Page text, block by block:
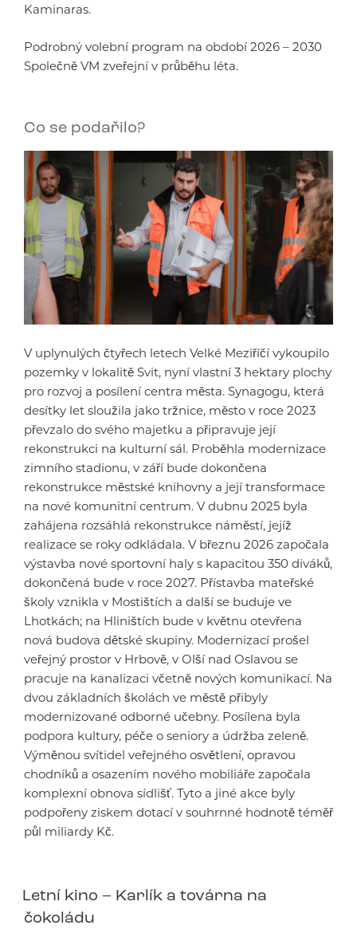
Kaminaras.
Podrobný volební program na období 2026 – 2030
Společně VM zveřejní v průběhu léta.
Co se podařilo?
V uplynulých čtyřech letech Velké Meziříčí vykoupilo
pozemky v lokalitě Svit, nyní vlastní 3 hektary plochy
pro rozvoj a posílení centra města. Synagogu, která
desítky let sloužila jako tržnice, město v roce 2023
převzalo do svého majetku a připravuje její
rekonstrukci na kulturní sál. Proběhla modernizace
zimního stadionu, v září bude dokončena
rekonstrukce městské knihovny a její transformace
na nové komunitní centrum. V dubnu 2025 byla
zahájena rozsáhlá rekonstrukce náměstí, jejíž
realizace se roky odkládala. V březnu 2026 započala
výstavba nové sportovní haly s kapacitou 350 diváků,
dokončená bude v roce 2027. Přístavba mateřské
školy vznikla v Mostištích a další se buduje ve
Lhotkách; na Hliništích bude v květnu otevřena
nová budova dětské skupiny. Modernizací prošel
veřejný prostor v Hrbově, v Olší nad Oslavou se
pracuje na kanalizaci včetně nových komunikací. Na
dvou základních školách ve městě přibyly
modernizované odborné učebny. Posílena byla
podpora kultury, péče o seniory a údržba zeleně.
Výměnou svítidel veřejného osvětlení, opravou
chodníků a osazením nového mobiliáře započala
komplexní obnova sídlišť. Tyto a jiné akce byly
podpořeny ziskem dotací v souhrnné hodnotě téměř
půl miliardy Kč.
Letní kino – Karlík a továrna na
čokoládu